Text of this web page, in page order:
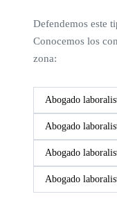
Defendemos este
Conocemos los
zona:
Abogado
Abogado
Abogado
Abogado